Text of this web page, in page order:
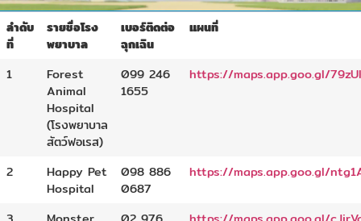
ลำดับ
ที่
รายชื่อโรง
พยาบาล
เบอร์ติดต่อ
ฉุกเฉิน
แผนที่
1
Forest
Animal
Hospital
(โรงพยาบาล
สัตว์ฟอเรส)
099 246
1655
https://maps.app.goo.gl/
2
Happy Pet
Hospital
098 886
0687
https://maps.app.goo.gl/